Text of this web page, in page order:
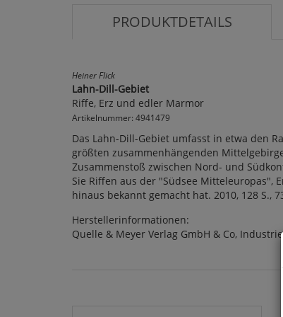
PRODUKTDETAILS
Heiner Flick
Lahn-Dill-Gebiet
Riffe, Erz und edler Marmor
Artikelnummer: 4941479
Das Lahn-Dill-Gebiet umfasst in etwa den
größten zusammenhängenden
Zusammenstoß zwischen Nord- und
Sie Riffen aus der "Südsee Mitteleuropas",
hinaus bekannt gemacht hat. 2010, 128 S.,
Herstellerinformationen:
Quelle & Meyer Verlag GmbH & Co,